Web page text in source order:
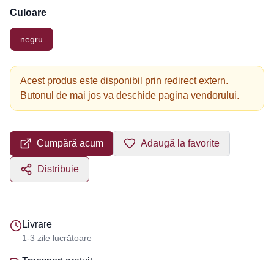
Culoare
negru
Acest produs este disponibil prin redirect extern.
Butonul de mai jos va deschide pagina vendorului.
Cumpără acum Adaugă la favorite
Distribuie
Livrare
1-3 zile lucrătoare